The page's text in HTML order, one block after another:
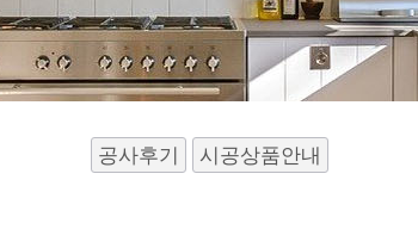
공사후기 시공상품안내